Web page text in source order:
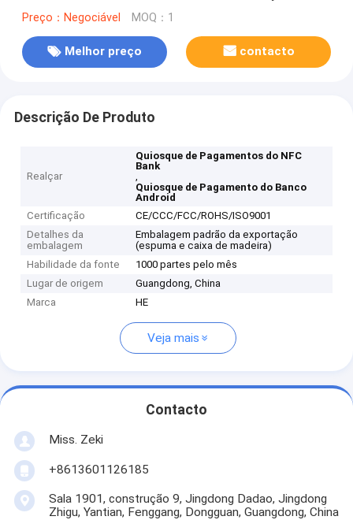
auto do ATM
Preço：Negociável MOQ：1
Melhor preço contacto
Descrição De Produto
Realçar
Quiosque de Pagamentos do NFC
Bank
,
Quiosque de Pagamento do Banco
Android
Certificação
CE/CCC/FCC/ROHS/ISO9001
Detalhes da
embalagem
Embalagem padrão da exportação
(espuma e caixa de madeira)
Habilidade da fonte
1000 partes pelo mês
Lugar de origem
Guangdong, China
Marca
HE
Veja mais
Contacto
Miss. Zeki
+8613601126185
Sala 1901, construção 9, Jingdong Dadao, Jingdong
Zhigu, Yantian, Fenggang, Dongguan, Guangdong, China